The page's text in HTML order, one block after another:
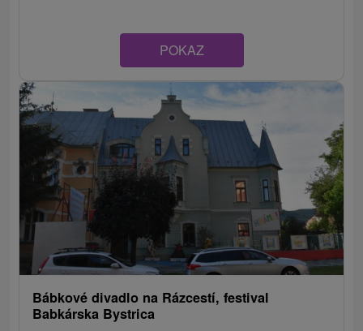
POKAZ
Bábkové divadlo na Rázcestí, festival
Babkárska Bystrica